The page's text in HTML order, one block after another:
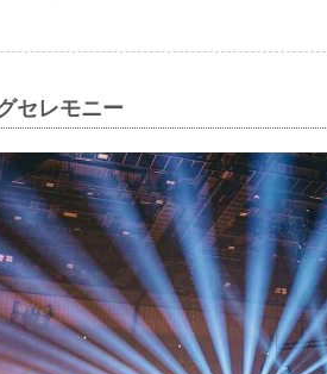
セレモニー